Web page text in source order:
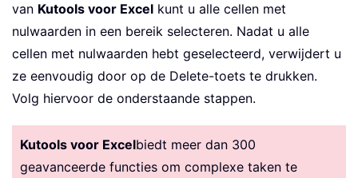
van Kutools voor Excel kunt u alle cellen met
nulwaarden in een bereik selecteren. Nadat u alle
cellen met nulwaarden hebt geselecteerd, verwijdert u
ze eenvoudig door op de Delete-toets te drukken.
Volg hiervoor de onderstaande stappen.
Kutools voor Excelbiedt meer dan 300
geavanceerde functies om complexe taken te